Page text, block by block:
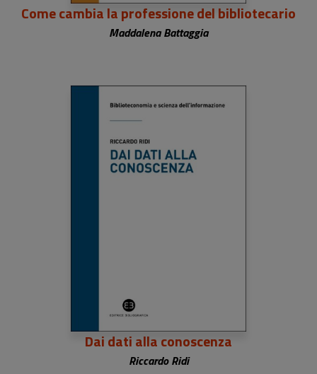
Come cambia la professione del bibliotecario
Maddalena Battaggia
Dai dati alla conoscenza
Riccardo Ridi